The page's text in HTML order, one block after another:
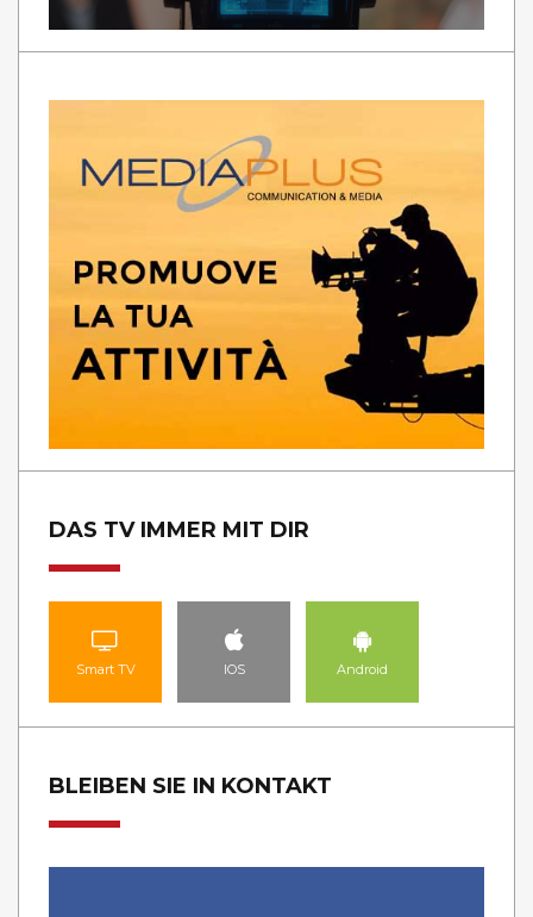
DAS TV IMMER MIT DIR
Smart TV IOS Android
BLEIBEN SIE IN KONTAKT